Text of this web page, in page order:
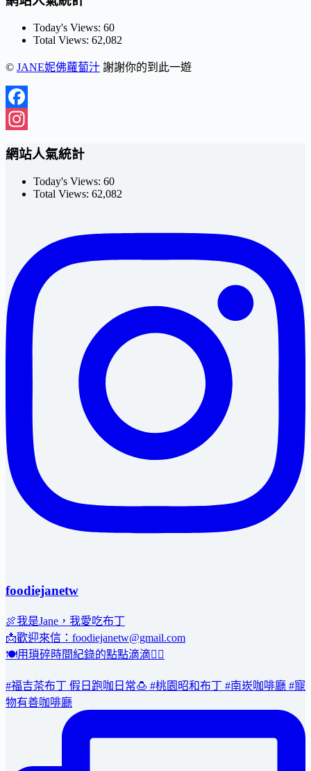
Today's Views: 60
Total Views: 62,082
© JANE妮佛蘿蔔汁 謝謝你的到此一遊
Facebook
網站人氣統計
Today's Views: 60
Total Views: 62,082
foodiejanetw
🍖我是Jane，我愛吃布丁
📩歡迎來信：foodiejanetw@gmail.com
🍽用瑣碎時間紀錄的點點滴滴👇🏻
#福吉茶布丁 假日跑咖日常🍮 #桃園昭和布丁 #南崁咖啡廳 #寵
物有善咖啡廳